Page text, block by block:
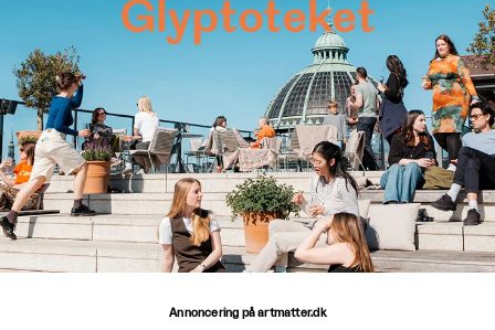
Annoncering på artmatter.dk